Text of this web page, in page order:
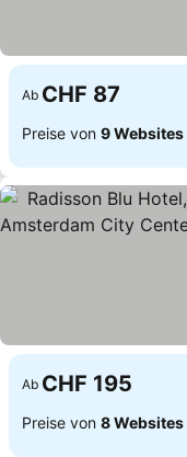
Ab CHF 87
Preise von 9 Websites
Ab CHF 195
Preise von 8 Websites